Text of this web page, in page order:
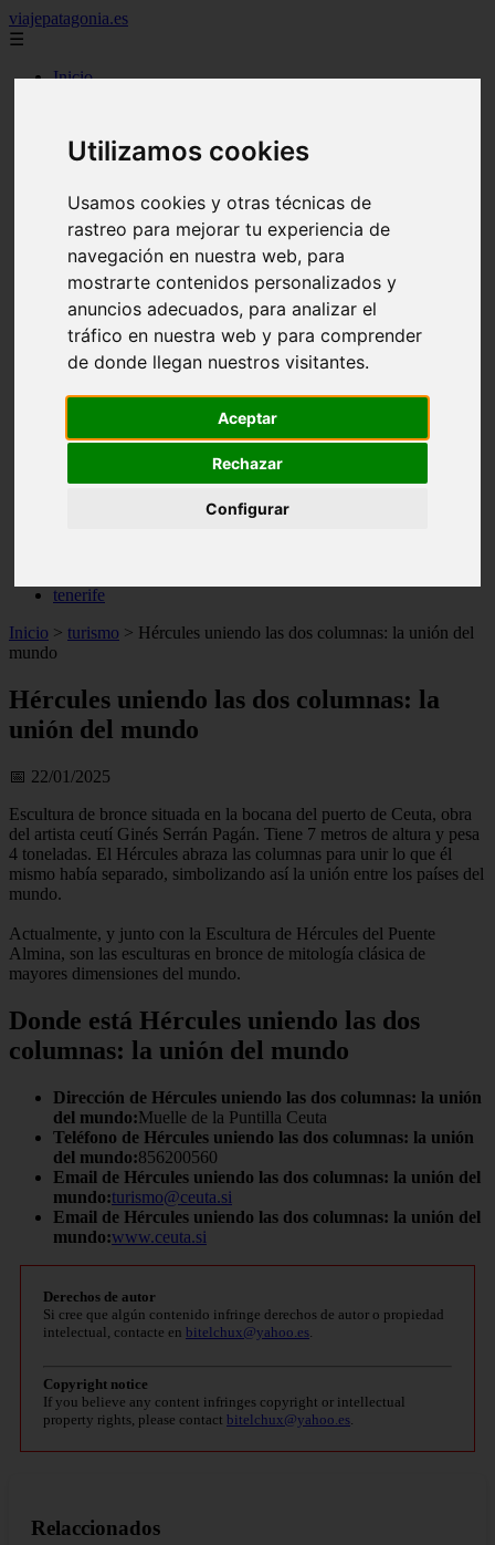
Utilizamos cookies
Usamos cookies y otras técnicas de
rastreo para mejorar tu experiencia de
navegación en nuestra web, para
mostrarte contenidos personalizados y
anuncios adecuados, para analizar el
tráfico en nuestra web y para comprender
de donde llegan nuestros visitantes.
Aceptar
Rechazar
Configurar
viajepatagonia.es
☰
Inicio
arena
benidorm
c cordoba
c entre rios
c generalidades del pais
c mendoza
c neuquen
c provincias
c rio negro
c santa fe
c tierra de fuego
c tucuman
c zona austral
category
tenerife
Inicio > turismo > Hércules uniendo las dos columnas: la unión del
mundo
Hércules uniendo las dos columnas: la
unión del mundo
📅 22/01/2025
Escultura de bronce situada en la bocana del puerto de Ceuta, obra
del artista ceutí Ginés Serrán Pagán. Tiene 7 metros de altura y pesa
4 toneladas. El Hércules abraza las columnas para unir lo que él
mismo había separado, simbolizando así la unión entre los países del
mundo.
Actualmente, y junto con la Escultura de Hércules del Puente
Almina, son las esculturas en bronce de mitología clásica de
mayores dimensiones del mundo.
Donde está Hércules uniendo las dos
columnas: la unión del mundo
Dirección de Hércules uniendo las dos columnas: la unión
del mundo:Muelle de la Puntilla Ceuta
Teléfono de Hércules uniendo las dos columnas: la unión
del mundo:856200560
Email de Hércules uniendo las dos columnas: la unión del
mundo:turismo@ceuta.si
Email de Hércules uniendo las dos columnas: la unión del
mundo:www.ceuta.si
Derechos de autor
Si cree que algún contenido infringe derechos de autor o propiedad
intelectual, contacte en bitelchux@yahoo.es
Copyright notice
If you believe any content infringes copyright or intellectual
property rights, please contact bitelchux@yahoo.es
Relaccionados